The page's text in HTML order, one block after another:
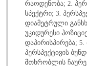
რაოდენობა; 2.
სპექტრი; 3.
დიამეტრული
უკიდურესი
დაპირისპირება;
პერსპექტივის
მთხრობლის